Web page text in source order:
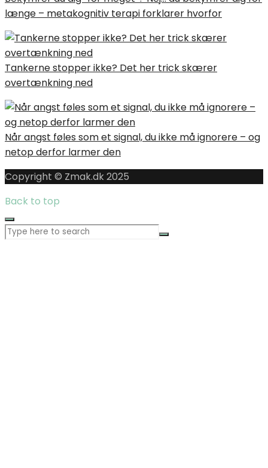
længe – metakognitiv terapi forklarer hvorfor
Tankerne stopper ikke? Det her trick skærer
overtænkning ned
Når angst føles som et signal, du ikke må ignorere – og
netop derfor larmer den
Copyright © Zmak.dk 2025
Back to top